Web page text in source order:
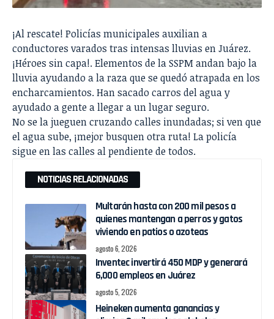
¡Al rescate! Policías municipales auxilian a
conductores varados tras intensas lluvias en Juárez.
¡Héroes sin capa!. Elementos de la SSPM andan bajo la
lluvia ayudando a la raza que se quedó atrapada en los
encharcamientos. Han sacado carros del agua y
ayudado a gente a llegar a un lugar seguro.
No se la jueguen cruzando calles inundadas; si ven que
el agua sube, ¡mejor busquen otra ruta! La policía
sigue en las calles al pendiente de todos.
NOTICIAS RELACIONADAS
Multarán hasta con 200 mil pesos a
quienes mantengan a perros y gatos
viviendo en patios o azoteas
agosto 6, 2026
Inventec invertirá 450 MDP y generará
6,000 empleos en Juárez
agosto 5, 2026
Heineken aumenta ganancias y